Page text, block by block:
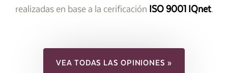
realizadas en base a la cerificación ISO 9001 IQnet.
VEA TODAS LAS OPINIONES »